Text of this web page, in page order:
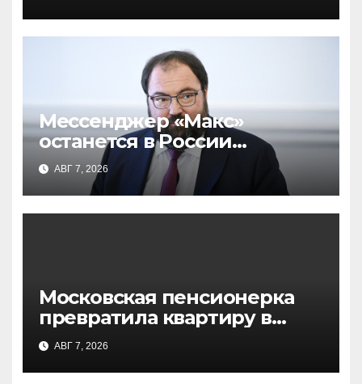
Мессенджер «Макс»
останется в России
навсегда: заявление главы
Минцифры
АВГ 7, 2026
Московская пенсионерка
превратила квартиру в
зоопарк: крокодил, удав,
лисы и десятки животных
АВГ 7, 2026